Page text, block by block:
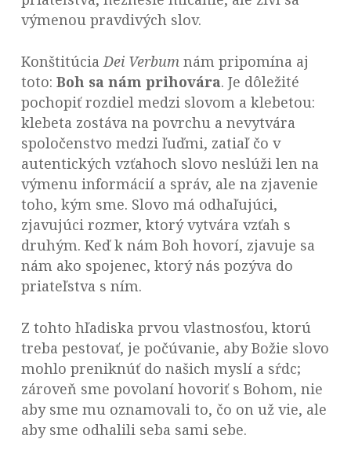
výmenou pravdivých slov.
KonštitúciaDei Verbumnám pripomína aj
toto: Boh sa nám prihovára. Je dôležité
pochopiť rozdiel medzi slovom a klebetou:
klebeta zostáva na povrchu a nevytvára
spoločenstvo medzi ľuďmi, zatiaľ čo v
autentických vzťahoch slovo neslúži len na
výmenu informácií a správ, ale na zjavenie
toho, kým sme. Slovo má odhaľujúci,
zjavujúci rozmer, ktorý vytvára vzťah s
druhým. Keď k nám Boh hovorí, zjavuje sa
nám ako spojenec, ktorý nás pozýva do
priateľstva s ním.
Z tohto hľadiska prvou vlastnosťou, ktorú
treba pestovať, je počúvanie, aby Božie slovo
mohlo preniknúť do našich myslí a sŕdc;
zároveň sme povolaní hovoriť s Bohom, nie
aby sme mu oznamovali to, čo on už vie, ale
aby sme odhalili seba sami sebe.